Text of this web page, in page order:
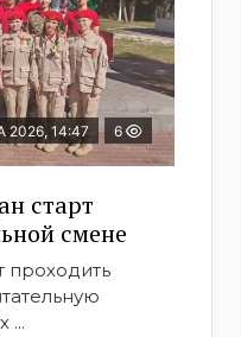
2026, 14:47 6
старт
смене
проходить
...